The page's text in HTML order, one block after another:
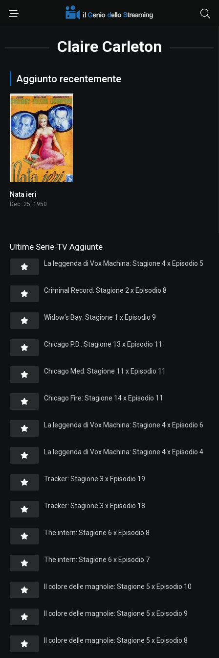
Claire Carleton
Aggiunto recentemente
Nata ieri
Dec. 25, 1950
Ultime Serie-TV Aggiunte
La leggenda di Vox Machina: Stagione 4 x Episodio 5
Criminal Record: Stagione 2 x Episodio 8
Widow’s Bay: Stagione 1 x Episodio 9
Chicago P.D.: Stagione 13 x Episodio 11
Chicago Med: Stagione 11 x Episodio 11
Chicago Fire: Stagione 14 x Episodio 11
La leggenda di Vox Machina: Stagione 4 x Episodio 6
La leggenda di Vox Machina: Stagione 4 x Episodio 4
Tracker: Stagione 3 x Episodio 19
Tracker: Stagione 3 x Episodio 18
The intern: Stagione 6 x Episodio 8
The intern: Stagione 6 x Episodio 7
Il colore delle magnolie: Stagione 5 x Episodio 10
Il colore delle magnolie: Stagione 5 x Episodio 9
Il colore delle magnolie: Stagione 5 x Episodio 8